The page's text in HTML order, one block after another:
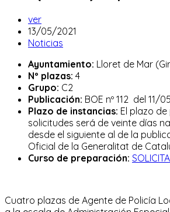
Autor
de
la
ver
Publicación
de
entrada:
13/05/2021
Categoría
la
entrada:
Noticias
Ayuntamiento: Lloret de Mar
Nº plazas: 4
Grupo: C2
Publicación: BOE nº 112 del 11/
Plazo de instancias: El plazo
solicitudes será de veinte días
desde el siguiente al de la
Oficial de la Generalitat de
Curso de preparación:
Cuatro plazas de Agente de Policía